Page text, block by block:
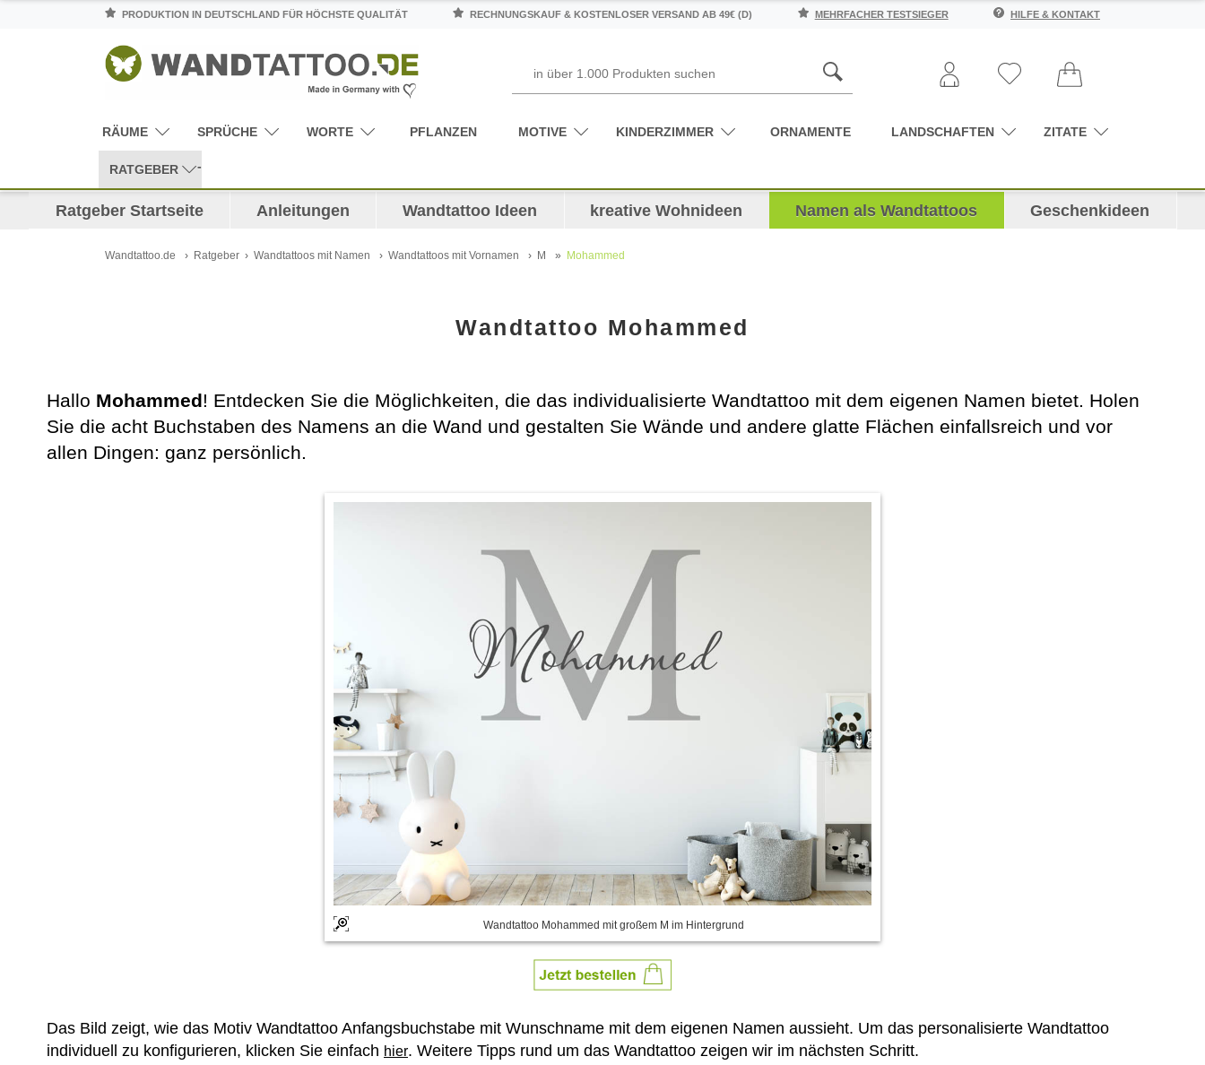
PRODUKTION IN DEUTSCHLAND FÜR HÖCHSTE QUALITÄT RECHNUNGSKAUF & KOSTENLOSER VERSAND AB 49€ (D) MEHRFACHER TESTSIEGER HILFE & KONTAKT
RÄUME SPRÜCHE WORTE PFLANZEN MOTIVE KINDERZIMMER ORNAMENTE LANDSCHAFTEN ZITATE
RATGEBER
Ratgeber Startseite Anleitungen Wandtattoo Ideen kreative Wohnideen Namen als Wandtattoos Geschenkideen
Wandtattoo.de Ratgeber Wandtattoos mit Namen Wandtattoos mit Vornamen M Mohammed
Wandtattoo Mohammed
Hallo Mohammed! Entdecken Sie die Möglichkeiten, die das individualisierte Wandtattoo mit dem eigenen Namen bietet. Holen
Sie die acht Buchstaben des Namens an die Wand und gestalten Sie Wände und andere glatte Flächen einfallsreich und vor
allen Dingen: ganz persönlich.
Wandtattoo Mohammed mit großem M im Hintergrund
Das Bild zeigt, wie das Motiv Wandtattoo Anfangsbuchstabe mit Wunschname mit dem eigenen Namen aussieht. Um das personalisierte Wandtattoo
individuell zu konfigurieren, klicken Sie einfach hier. Weitere Tipps rund um das Wandtattoo zeigen wir im nächsten Schritt.